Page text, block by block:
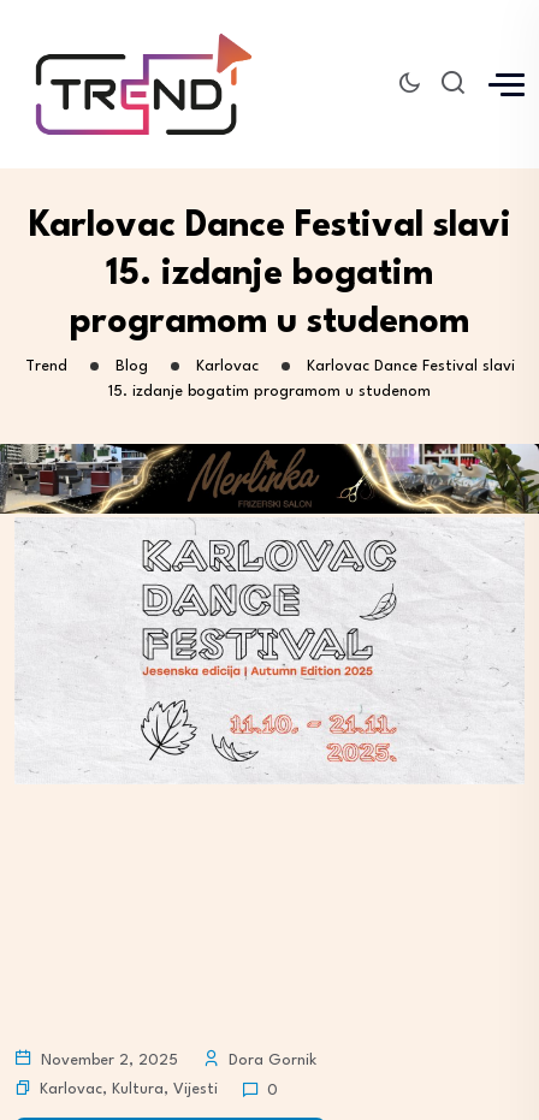
Karlovac Dance Festival slavi
15. izdanje bogatim
programom u studenom
Trend Blog Karlovac
Karlovac Dance Festival slavi
15. izdanje bogatim programom u studenom
November 2, 2025
Dora Gornik
Karlovac, Kultura, Vijesti 0